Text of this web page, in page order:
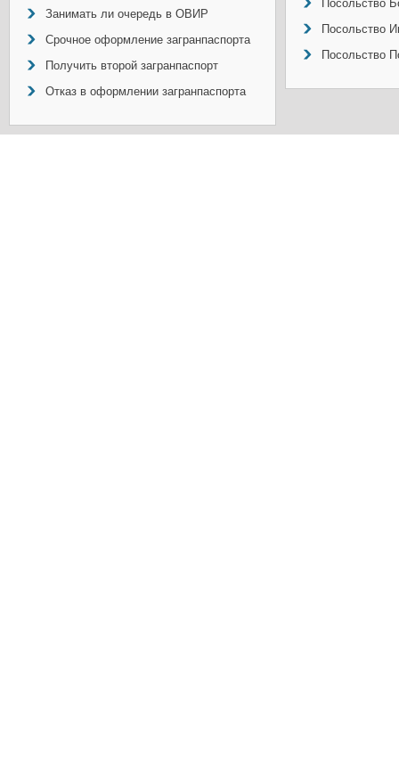
Занимать ли очередь в ОВИР
Срочное оформление загранпаспорта
Получить второй загранпаспорт
Отказ в оформлении загранпаспорта
Посольство
Посольство
Посольство